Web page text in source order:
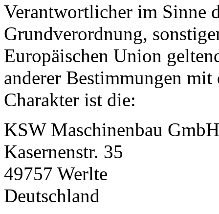
Verantwortlicher im Sinne
Grundverordnung,
Europäischen Union
anderer Bestimmungen
Charakter ist die:
KSW Maschinenbau GmbH
Kasernenstr. 35
49757 Werlte
Deutschland